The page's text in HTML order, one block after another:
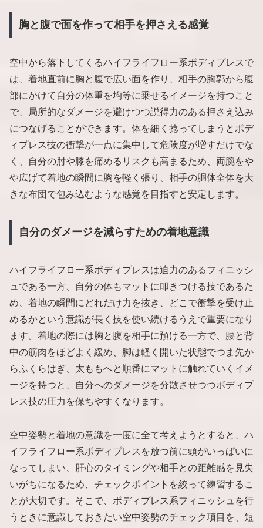
胸と腹で面を作って相手を押さえる感覚
空中から落下してくるハイフライフロー系ボディプレスで
は、着地直前に胸と腹で広い面を作り、相手の胸郭から腹
部にかけて自分の体重を均等に乗せるイメージを持つこと
で、局所的なダメージを避けつつ説得力のある押さえ込み
につなげることができます。体を細く捻ってしまうとボデ
ィプレス技の衝撃が一点に集中して危険度が増すだけでな
く、自分の肘や膝を痛めるリスクも高まるため、両腕をや
や広げて着地の瞬間に胸を軽く張り、相手の胴体全体を大
きな布団で包み込むような感覚を目指すと安定します。
自分のダメージを減らすための着地意識
ハイフライフロー系ボディプレスは迫力のあるフィニッシ
ュである一方、自分の体もマットに叩きつける技であるた
め、着地の瞬間にどれだけ力を抜き、どこで衝撃を受け止
めるかという意識が長く技を使い続けるうえで重要になり
ます。着地の際には胸と腹を相手に預ける一方で、腰と背
中の筋肉をほどよく緩め、脚は軽く開いた状態でつま先か
らふくらはぎ、太ももへと順番にマットに触れていくイメ
ージを持つと、自分へのダメージを分散させつつボディプ
レス技の圧力を保ちやすくなります。
空中姿勢と着地の意識を一度に全て考えようとすると、ハ
イフライフロー系ボディプレスを放つ前に頭がいっぱいに
なってしまい、肝心のタイミングや相手との距離感を見失
いがちになるため、チェックポイントを絞って練習するこ
とが大切です。そこで、ボディプレス系フィニッシュを行
うときに意識しておきたい空中姿勢のチェック項目を、短